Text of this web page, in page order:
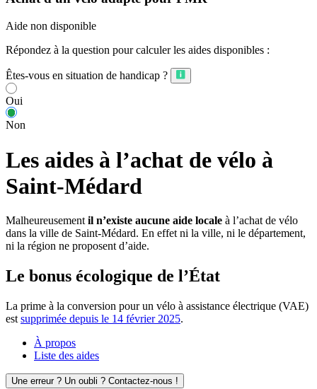
Aide non disponible
Répondez à la question pour calculer les aides disponibles :
Êtes-vous en situation de handicap ?
Oui
Non
Les aides à l’achat de vélo à
Saint-Médard
Malheureusement il n’existe aucune aide locale à l’achat de vélo
dans la ville de Saint-Médard. En effet ni la ville, ni le département,
ni la région ne proposent d’aide.
Le bonus écologique de l’État
La prime à la conversion pour un vélo à assistance électrique (VAE)
est supprimée depuis le 14 février 2025.
À propos
Liste des aides
Une erreur ? Un oubli ? Contactez-nous !